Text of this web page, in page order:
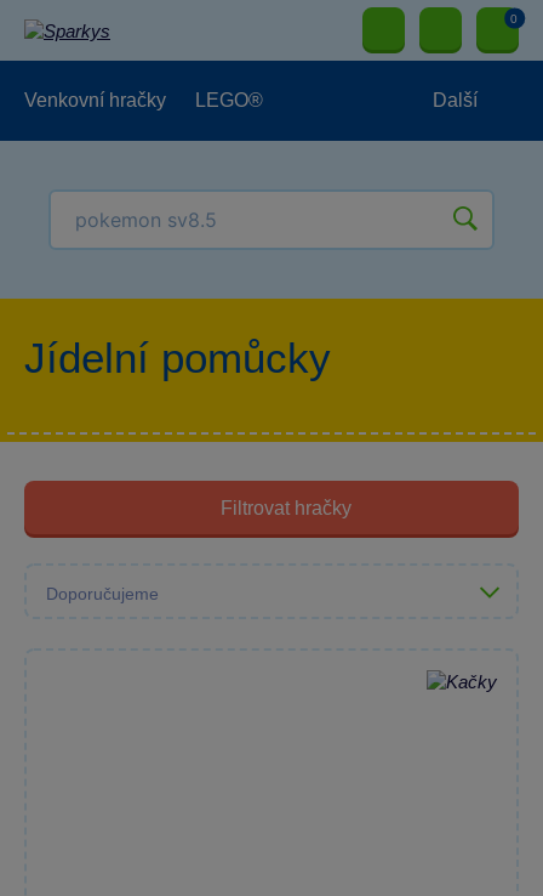
0
Venkovní hračky LEGO® Další
Jídelní pomůcky
Filtrovat hračky